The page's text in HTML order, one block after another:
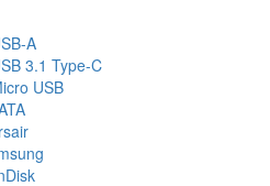
A
3.1 Type-C
USB